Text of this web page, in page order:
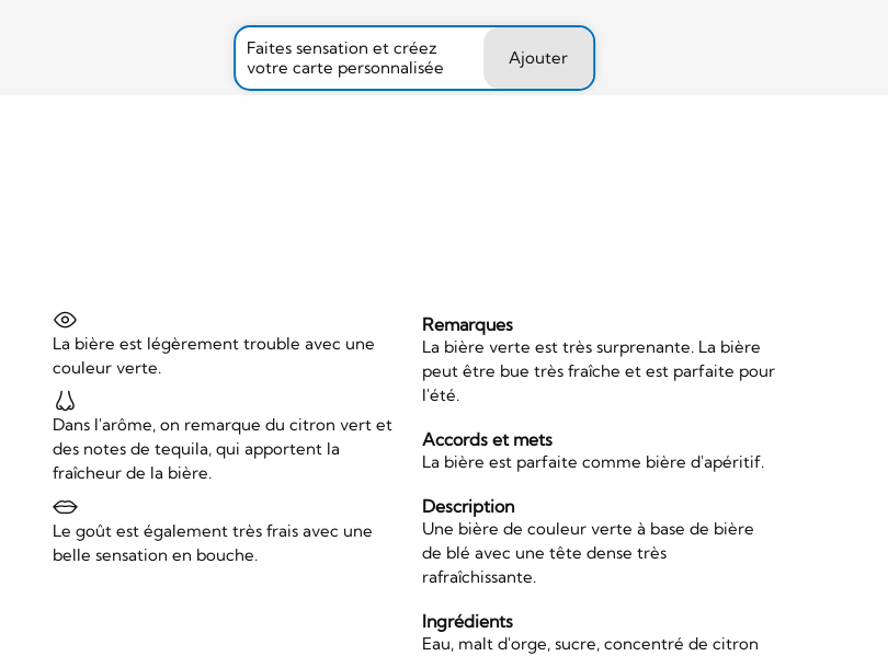
Faites sensation et créez
votre carte personnalisée
Ajouter
La bière est légèrement trouble avec une
couleur verte.
Dans l'arôme, on remarque du citron vert et
des notes de tequila, qui apportent la
fraîcheur de la bière.
Le goût est également très frais avec une
belle sensation en bouche.
Remarques
La bière verte est très surprenante. La bière
peut être bue très fraîche et est parfaite pour
l'été.
Accords et mets
La bière est parfaite comme bière d'apéritif.
Description
Une bière de couleur verte à base de bière
de blé avec une tête dense très
rafraîchissante.
Ingrédients
Eau, malt d'orge, sucre, concentré de citron